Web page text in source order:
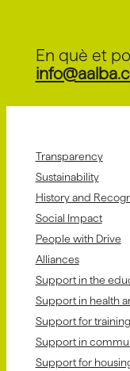
En què et
Transparency
Sustainability
History and
Social Impact
People with Drive
Alliances
Support in the
Support in health
Support for
Support in
Support for